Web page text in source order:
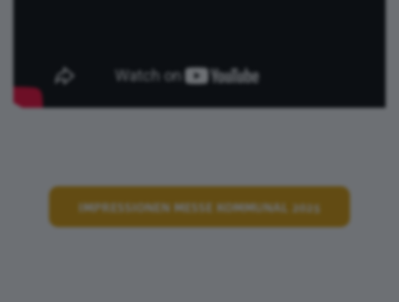
IMPRESSIONEN MESSE KOMMUNAL 2025